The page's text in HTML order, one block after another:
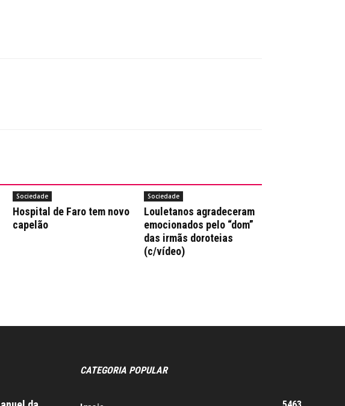
Sociedade
Hospital de Faro tem novo
capelão
Sociedade
Louletanos agradeceram
emocionados pelo “dom”
das irmãs doroteias
(c/vídeo)
CATEGORIA POPULAR